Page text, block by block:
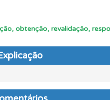
para o exame.
obtenção, revalidação,